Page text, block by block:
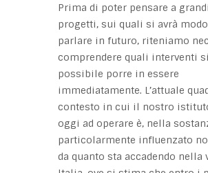
Prima di poter pensare a grandi
progetti, sui quali si avrà
parlare in futuro, riteniamo
comprendere quali interventi
possibile porre in essere
immediatamente. L’attuale
contesto in cui il nostro
oggi ad operare è, nella
particolarmente influenzato
da quanto sta accadendo nella